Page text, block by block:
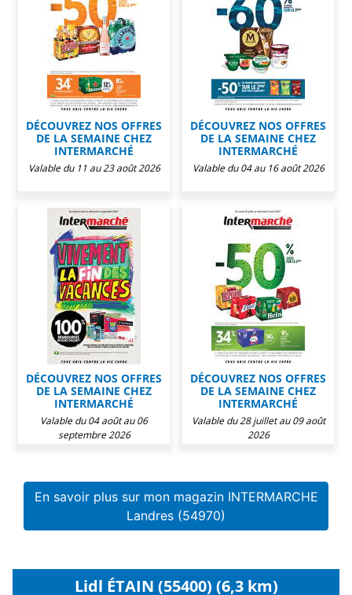
DÉCOUVREZ NOS OFFRES
DE LA SEMAINE CHEZ
INTERMARCHÉ
Valable du 11 au 23 août 2026
DÉCOUVREZ NOS OFFRES
DE LA SEMAINE CHEZ
INTERMARCHÉ
Valable du 04 au 16 août 2026
DÉCOUVREZ NOS OFFRES
DE LA SEMAINE CHEZ
INTERMARCHÉ
Valable du 04 août au 06
septembre 2026
DÉCOUVREZ NOS OFFRES
DE LA SEMAINE CHEZ
INTERMARCHÉ
Valable du 28 juillet au 09 août
2026
En savoir plus sur mon magazin INTERMARCHE
Landres (54970)
Lidl ÉTAIN (55400) (6,3 km)